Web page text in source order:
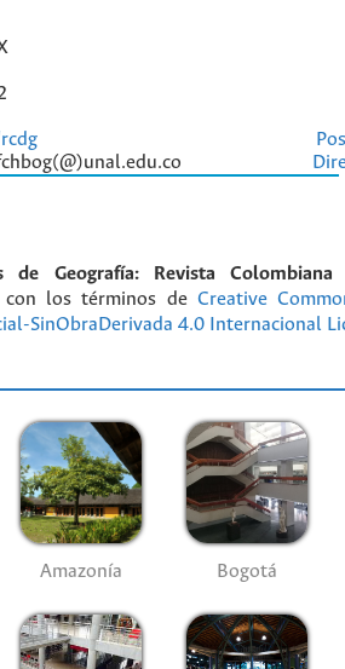
de Geografía: Revista Colombiana
con los términos de Creative
SinObraDerivada 4.0 Internacional
Amazonía Bogotá